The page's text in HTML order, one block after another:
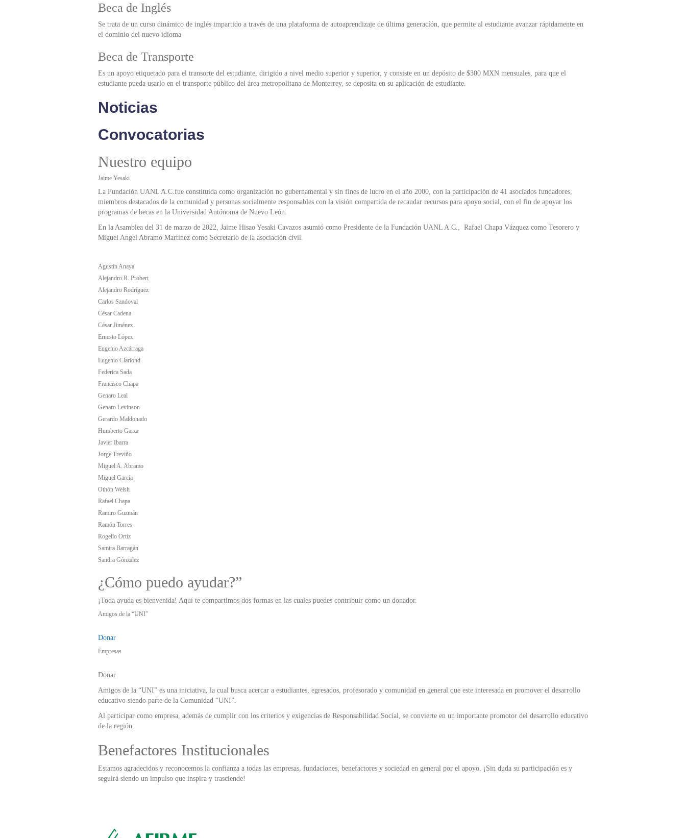
Beca de Inglés
Se trata de un curso dinámico de inglés impartido a través de una plataforma de autoaprendizaje de última generacíón, que permite al estudiante avanzar rápidamente en
el dominio del nuevo idioma
Beca de Transporte
Es un apoyo etiquetado para el transorte del estudiante, dirigido a nivel medio superior y superior, y consiste en un depósito de $300 MXN mensuales, para que el
estudiante pueda usarlo en el transporte público del área metropolitana de Monterrey, se deposita en su aplicación de estudiante.
Noticias
Convocatorias
Nuestro equipo
Jaime Yesaki
La Fundación UANL A.C.fue constituida como organización no gubernamental y sin fines de lucro en el año 2000, con la participación de 41 asociados fundadores,
miembros destacados de la comunidad y personas socialmente responsables con la visión compartida de recaudar recursos para apoyo social, con el fin de apoyar los
programas de becas en la Universidad Autónoma de Nuevo León.
En la Asamblea del 31 de marzo de 2022, Jaime Hisao Yesaki Cavazos asumió como Presidente de la Fundación UANL A.C., Rafael Chapa Vázquez como Tesorero y
Miguel Angel Abramo Martínez como Secretario de la asociación civil.
Agustín Anaya
Alejandro R. Probert
Alejandro Rodríguez
Carlos Sandoval
César Cadena
César Jiménez
Ernesto López
Eugenio Azcárraga
Eugenio Clariond
Federica Sada
Francisco Chapa
Genaro Leal
Genaro Levinson
Gerardo Maldonado
Humberto Garza
Javier Ibarra
Jorge Treviño
Miguel A. Abramo
Miguel García
Othón Welsh
Rafael Chapa
Ramiro Guzmán
Ramón Torres
Rogelio Ortiz
Samira Barragán
Sandra Gónzalez
¿Cómo puedo ayudar?”
¡Toda ayuda es bienvenida! Aquí te compartimos dos formas en las cuales puedes contribuir como un donador.
Amigos de la “UNI”
Donar
Empresas
Donar
Amigos de la “UNI” es una iniciativa, la cual busca acercar a estudiantes, egresados, profesorado y comunidad en general que este interesada en promover el desarrollo
educativo siendo parte de la Comunidad “UNI”.
Al participar como empresa, además de cumplir con los criterios y exigencias de Responsabilidad Social, se convierte en un importante promotor del desarrollo educativo
de la región.
Benefactores Institucionales
Estamos agradecidos y reconocemos la confianza a todas las empresas, fundaciones, benefactores y sociedad en general por el apoyo. ¡Sin duda su participación es y
seguirá siendo un impulso que inspira y trasciende!